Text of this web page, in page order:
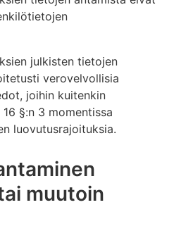
julkisten tietojen
verovelvollisia
joihin kuitenkin
§:n 3 momentissa
luovutusrajoituksia.
muutoin